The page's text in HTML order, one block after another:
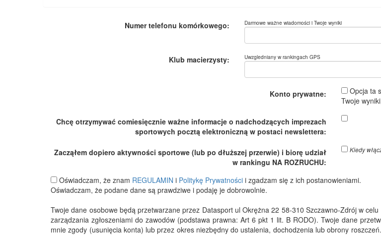
Numer telefonu komórkowego: Darmowe ważne wiadomości i Twoje wyniki
Klub macierzysty: Uwzgledniany w rankingach GPS
Konto prywatne:
Opcja ta
Twoje
Chcę otrzymywać comiesięcznie ważne informacje o nadchodzących imprezach
sportowych pocztą elektroniczną w postaci newslettera:
Zacząłem dopiero aktywności sportowe (lub po dłuższej przerwie) i biorę udział
w rankingu NA ROZRUCHU:
Kiedy
Oświadczam, że znam REGULAMIN i Politykę Prywatności i zgadzam się z ich postanowieniami.
Oświadczam, że podane dane są prawdziwe i podaję je dobrowolnie.
Twoje dane osobowe będą przetwarzane przez Datasport ul Okrężna 22 58-310 Szczawno-Zdrój w
zarządzania zgłoszeniami do zawodów (podstawa prawna: Art 6 pkt 1 lit. B RODO). Twoje dane
mnie zgody (usunięcia konta) lub przez okres niezbędny do ustalenia, dochodzenia lub obrony